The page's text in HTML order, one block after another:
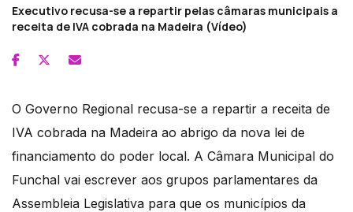
Executivo recusa-se a repartir pelas câmaras municipais a
receita de IVA cobrada na Madeira (Vídeo)
O Governo Regional recusa-se a repartir a receita de
IVA cobrada na Madeira ao abrigo da nova lei de
financiamento do poder local. A Câmara Municipal do
Funchal vai escrever aos grupos parlamentares da
Assembleia Legislativa para que os municípios da